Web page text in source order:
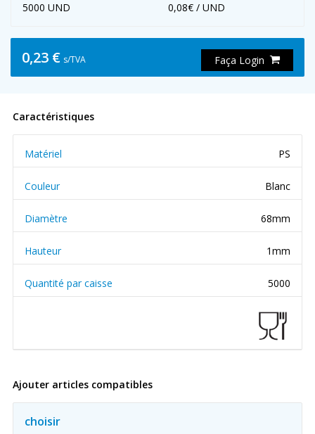
5000 UND
0,08€ / UND
0,23 € s/TVA Faça Login
Caractéristiques
Matériel PS
Couleur Blanc
Diamètre 68mm
Hauteur 1mm
Quantité par caisse 5000
Ajouter articles compatibles
choisir